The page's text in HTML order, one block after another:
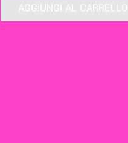
AGGIUNGI AL CARRELLO